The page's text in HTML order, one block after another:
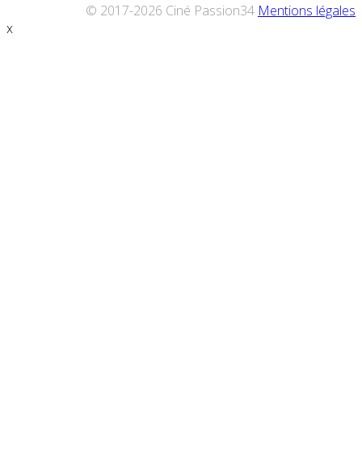
© 2017-2026 Ciné Passion34 Mentions légales
x